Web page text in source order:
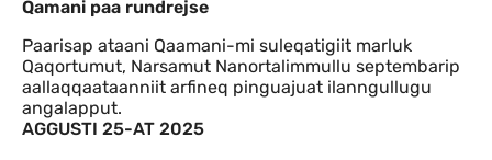
Qamani paa rundrejse
Paarisap ataani Qaamani-mi suleqatigiit marluk
Qaqortumut, Narsamut Nanortalimmullu septembarip
aallaqqaataanniit arfineq pinguajuat ilanngullugu
angalapput.
AGGUSTI 25-AT 2025